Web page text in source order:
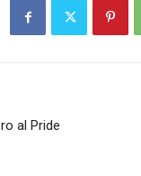
al Pride